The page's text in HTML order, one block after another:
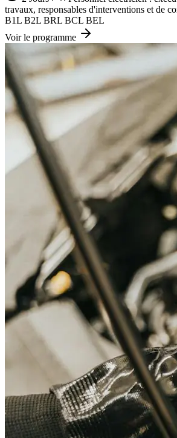
travaux, responsables d'interventions et de
B1L B2L BRL BCL BEL
Voir le programme